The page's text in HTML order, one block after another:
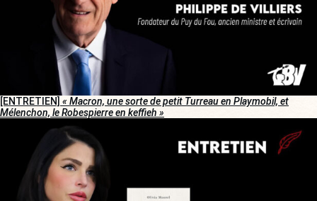
[ENTRETIEN] « Macron, une sorte de petit Turreau en Playmobil, et
Mélenchon, le Robespierre en keffieh »